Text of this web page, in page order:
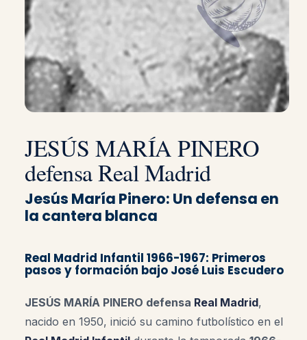
JESÚS MARÍA PINERO
defensa Real Madrid
Jesús María Pinero: Un defensa en
la cantera blanca
Real Madrid Infantil 1966-1967: Primeros
pasos y formación bajo José Luis Escudero
JESÚS MARÍA PINERO defensa Real Madrid,
nacido en 1950, inició su camino futbolístico en el